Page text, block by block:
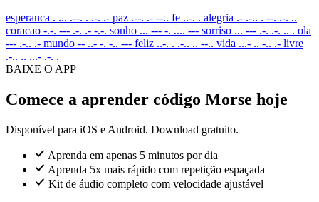
esperanca . ... .--. . .-. .- paz .--. .- --.. fe ..-. . alegria .- .-.. . --. .-. ..
coracao -.-. --- .-. .- -.-. sonho ... --- -. .... --- sorriso ... --- .-. .-. .. . ola
--- .-.. .- mundo -- ..- -. -.. --- feliz ..-. . .-.. .. --.. vida ...- .. -.. .- livre
.-.. .. ...- .-. .
BAIXE O APP
Comece a aprender código Morse hoje
Disponível para iOS e Android. Download gratuito.
Aprenda em apenas 5 minutos por dia
Aprenda 5x mais rápido com repetição espaçada
Kit de áudio completo com velocidade ajustável